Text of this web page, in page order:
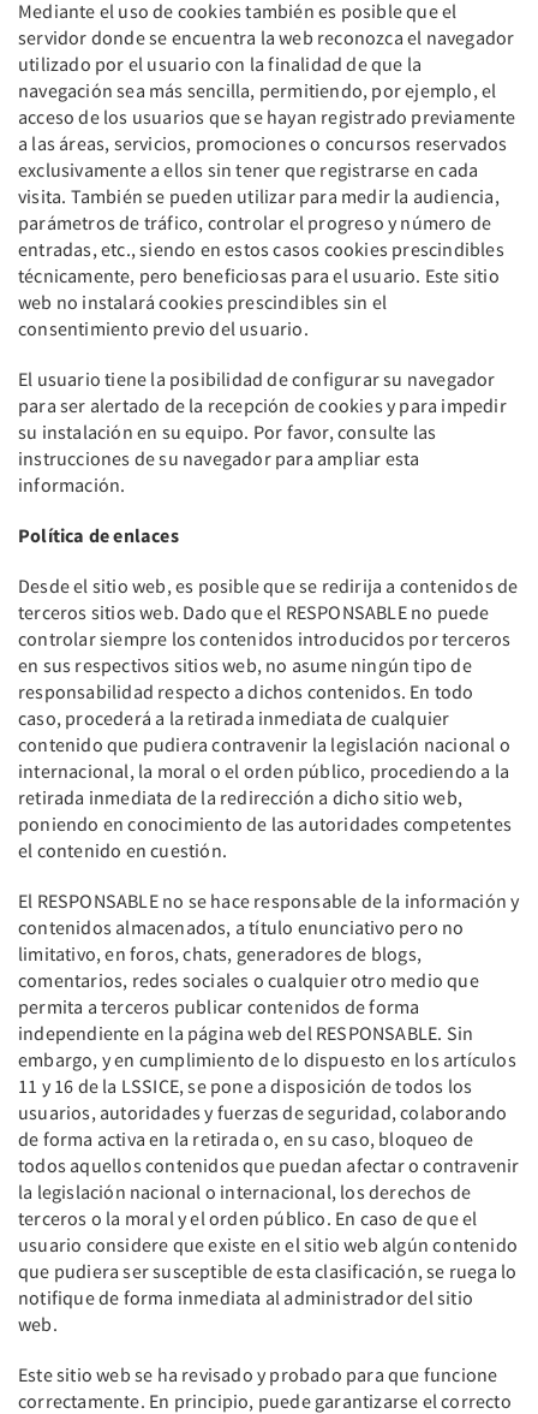
Mediante el uso de cookies también es posible que el
servidor donde se encuentra la web reconozca el navegador
utilizado por el usuario con la finalidad de que la
navegación sea más sencilla, permitiendo, por ejemplo, el
acceso de los usuarios que se hayan registrado previamente
a las áreas, servicios, promociones o concursos reservados
exclusivamente a ellos sin tener que registrarse en cada
visita. También se pueden utilizar para medir la audiencia,
parámetros de tráfico, controlar el progreso y número de
entradas, etc., siendo en estos casos cookies prescindibles
técnicamente, pero beneficiosas para el usuario. Este sitio
web no instalará cookies prescindibles sin el
consentimiento previo del usuario.
El usuario tiene la posibilidad de configurar su navegador
para ser alertado de la recepción de cookies y para impedir
su instalación en su equipo. Por favor, consulte las
instrucciones de su navegador para ampliar esta
información.
Política de enlaces
Desde el sitio web, es posible que se redirija a contenidos de
terceros sitios web. Dado que el RESPONSABLE no puede
controlar siempre los contenidos introducidos por terceros
en sus respectivos sitios web, no asume ningún tipo de
responsabilidad respecto a dichos contenidos. En todo
caso, procederá a la retirada inmediata de cualquier
contenido que pudiera contravenir la legislación nacional o
internacional, la moral o el orden público, procediendo a la
retirada inmediata de la redirección a dicho sitio web,
poniendo en conocimiento de las autoridades competentes
el contenido en cuestión.
El RESPONSABLE no se hace responsable de la información y
contenidos almacenados, a título enunciativo pero no
limitativo, en foros, chats, generadores de blogs,
comentarios, redes sociales o cualquier otro medio que
permita a terceros publicar contenidos de forma
independiente en la página web del RESPONSABLE. Sin
embargo, y en cumplimiento de lo dispuesto en los artículos
11 y 16 de la LSSICE, se pone a disposición de todos los
usuarios, autoridades y fuerzas de seguridad, colaborando
de forma activa en la retirada o, en su caso, bloqueo de
todos aquellos contenidos que puedan afectar o contravenir
la legislación nacional o internacional, los derechos de
terceros o la moral y el orden público. En caso de que el
usuario considere que existe en el sitio web algún contenido
que pudiera ser susceptible de esta clasificación, se ruega lo
notifique de forma inmediata al administrador del sitio
web.
Este sitio web se ha revisado y probado para que funcione
correctamente. En principio, puede garantizarse el correcto